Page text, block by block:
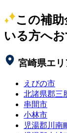
この補
いる方へ
宮崎県エ
えびの市
北諸県郡三
串間市
小林市
児湯郡川南